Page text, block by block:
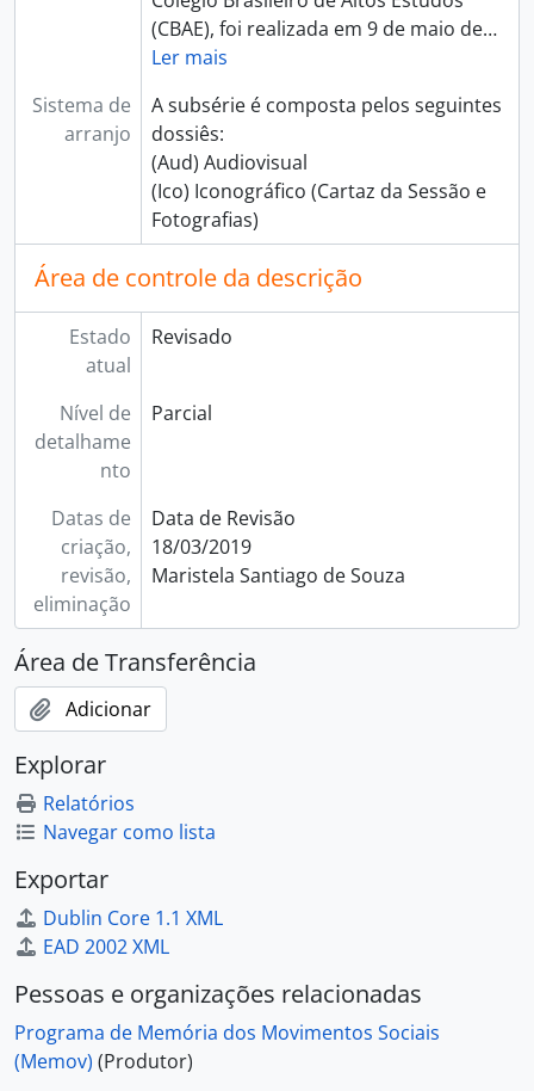
(CBAE), foi realizada em 9 de maio de…
Ler mais
Sistema de
arranjo
A subsérie é composta pelos seguintes
dossiês:
(Aud) Audiovisual
(Ico) Iconográfico (Cartaz da Sessão e
Fotografias)
Área de controle da descrição
Estado
atual
Revisado
Nível de
detalhame
nto
Parcial
Datas de
criação,
revisão,
eliminação
Data de Revisão
18/03/2019
Maristela Santiago de Souza
Área de Transferência
Adicionar
Explorar
Relatórios
Navegar como lista
Exportar
Dublin Core 1.1 XML
EAD 2002 XML
Pessoas e organizações relacionadas
Programa de Memória dos Movimentos Sociais
(Memov) (Produtor)